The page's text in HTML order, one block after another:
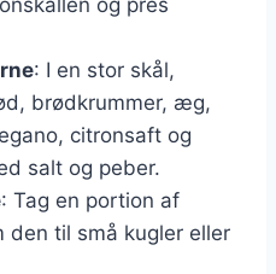
: I en stor skål,
brødkrummer, æg,
citronsaft og
salt og peber.
: Tag en portion af
den til små kugler eller